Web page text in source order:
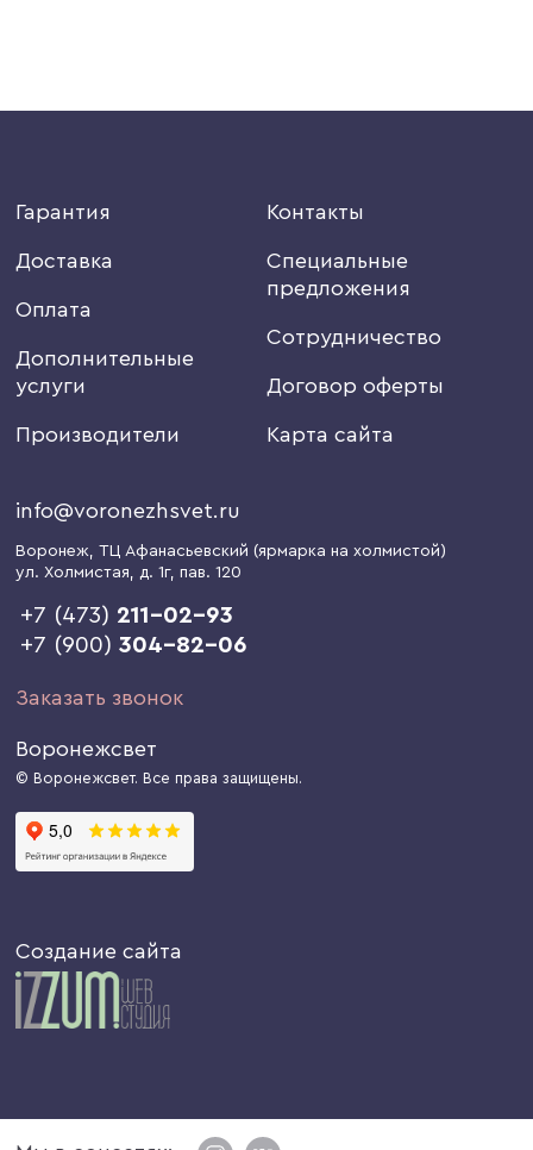
Гарантия
Доставка
Оплата
Дополнительные
услуги
Производители
Контакты
Специальные
предложения
Сотрудничество
Договор оферты
Карта сайта
info@voronezhsvet.ru
Воронеж, ТЦ Афанасьевский (ярмарка на холмистой)
ул. Холмистая, д. 1г, пав. 120
+7 (473) 211-02-93
+7 (900)304-82-06
Заказать звонок
Воронежсвет
© Воронежсвет. Все права защищены.
Создание сайта